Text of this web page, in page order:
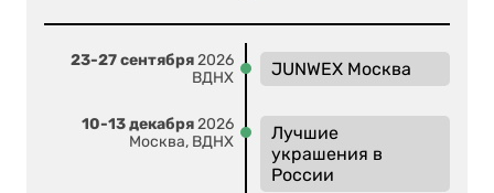
23-27 сентября2026
ВДНХ
JUNWEX Москва
10-13 декабря2026
Москва, ВДНХ
Лучшие
украшения в
России